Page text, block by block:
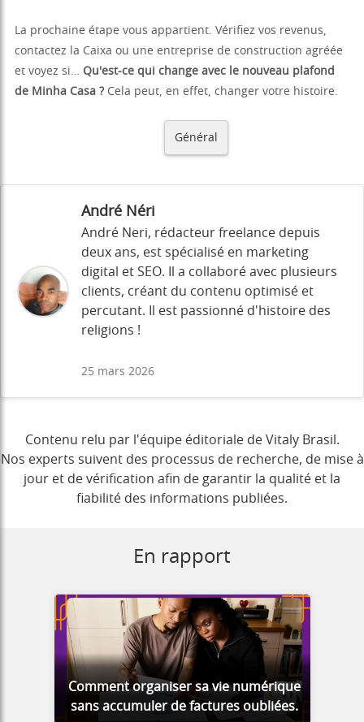
La prochaine étape vous appartient. Vérifiez vos revenus,
contactez la Caixa ou une entreprise de construction agréée
et voyez si… Qu'est-ce qui change avec le nouveau plafond
de Minha Casa ?Cela peut, en effet, changer votre histoire.
Général
André Néri
André Neri, rédacteur freelance depuis
deux ans, est spécialisé en marketing
digital et SEO. Il a collaboré avec plusieurs
clients, créant du contenu optimisé et
percutant. Il est passionné d'histoire des
religions !
25 mars 2026
Contenu relu par l'équipe éditoriale de Vitaly Brasil.
Nos experts suivent des processus de recherche, de mise à
jour et de vérification afin de garantir la qualité et la
fiabilité des informations publiées.
En rapport
Comment organiser sa vie numérique
sans accumuler de factures oubliées.